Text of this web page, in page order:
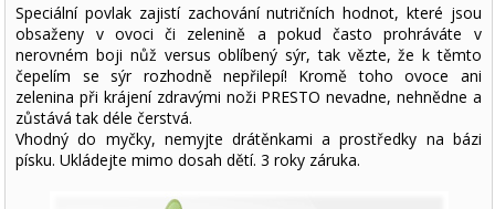
Speciální povlak zajistí zachování nutričních hodnot, které jsou
obsaženy v ovoci či zelenině a pokud často prohráváte v
nerovném boji nůž versus oblíbený sýr, tak vězte, že k těmto
čepelím se sýr rozhodně nepřilepí! Kromě toho ovoce ani
zelenina při krájení zdravými noži PRESTO nevadne, nehnědne a
zůstává tak déle čerstvá.
Vhodný do myčky, nemyjte drátěnkami a prostředky na bázi
písku. Ukládejte mimo dosah dětí. 3 roky záruka.